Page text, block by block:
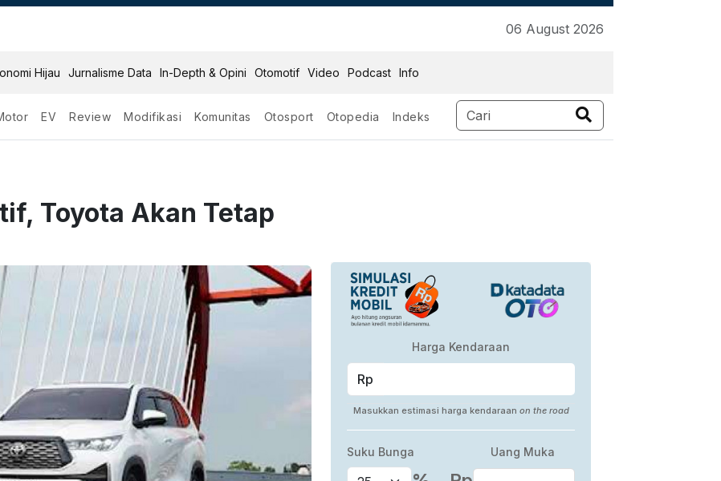
06 August 2026
Hijau Jurnalisme Data In-Depth & Opini Otomotif Video Podcast Info
EV Review Modifikasi Komunitas Otosport Otopedia Indeks
Toyota Akan Tetap